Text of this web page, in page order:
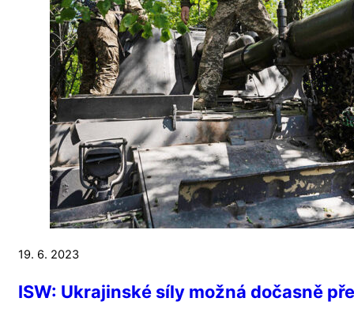
19. 6. 2023
ISW: Ukrajinské síly možná dočasně